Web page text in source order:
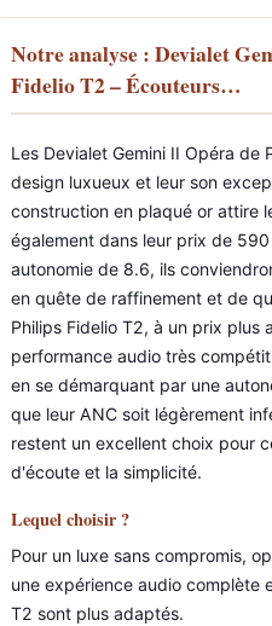
Notre analyse : Devialet
Fidelio T2 – Écouteurs…
Les Devialet Gemini II Opéra de
design luxueux et leur son
construction en plaqué or attire
également dans leur prix de
autonomie de 8.6, ils
en quête de raffinement et de
Philips Fidelio T2, à un prix
performance audio très
en se démarquant par une
que leur ANC soit légèrement
restent un excellent choix pour
d'écoute et la simplicité.
Lequel choisir ?
Pour un luxe sans compromis,
une expérience audio complète
T2 sont plus adaptés.